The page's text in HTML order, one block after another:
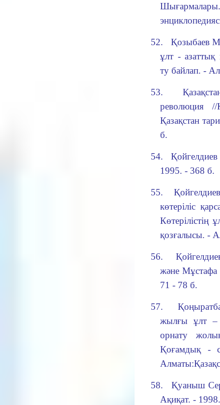
52.
Қозыбаев
ұлт -
ту байлап. -
53.
революция
Қазақстан
б.
54.
1995. - 368 б.
55.
көтеріліс
Көтерілістің
қозғалысы. -
56.
және
71 - 78 б.
57.
жылғы ұлт –
орнату
Қоғамдық -
58.
Қуаныш
Ақиқат. -